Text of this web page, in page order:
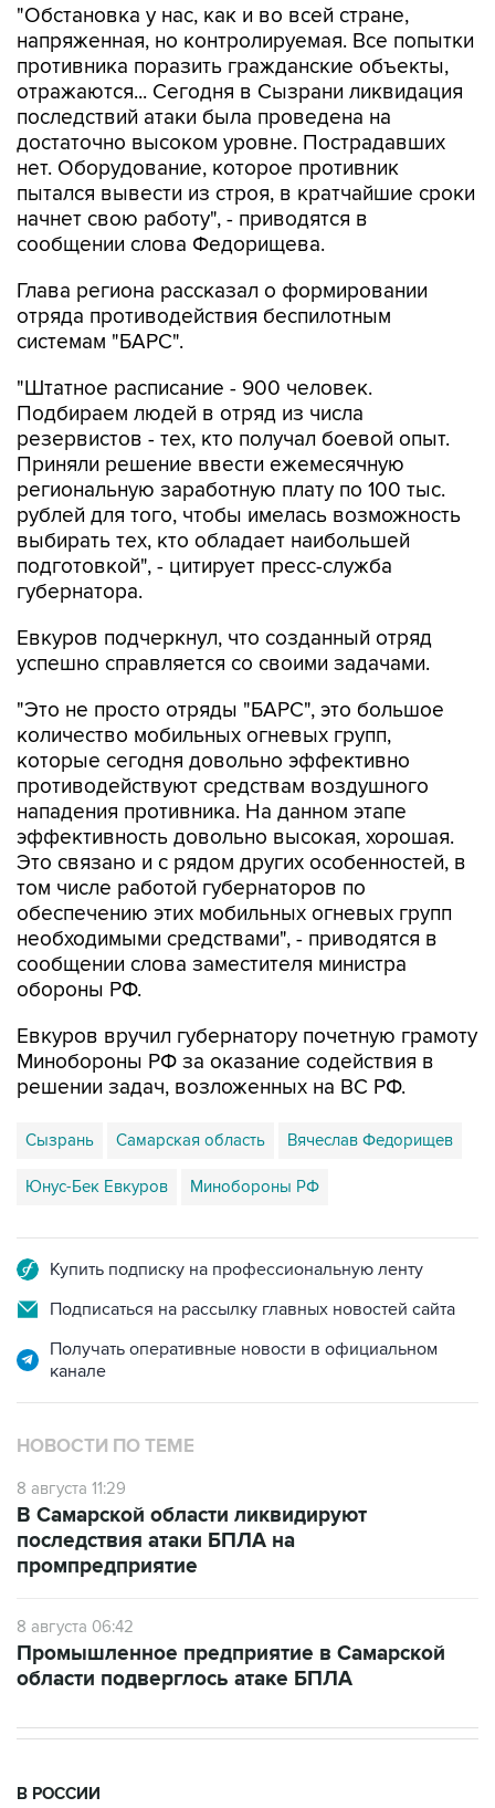
"Обстановка у нас, как и во всей стране,
напряженная, но контролируемая. Все попытки
противника поразить гражданские объекты,
отражаются... Сегодня в Сызрани ликвидация
последствий атаки была проведена на
достаточно высоком уровне. Пострадавших
нет. Оборудование, которое противник
пытался вывести из строя, в кратчайшие сроки
начнет свою работу", - приводятся в
сообщении слова Федорищева.
Глава региона рассказал о формировании
отряда противодействия беспилотным
системам "БАРС".
"Штатное расписание - 900 человек.
Подбираем людей в отряд из числа
резервистов - тех, кто получал боевой опыт.
Приняли решение ввести ежемесячную
региональную заработную плату по 100 тыс.
рублей для того, чтобы имелась возможность
выбирать тех, кто обладает наибольшей
подготовкой", - цитирует пресс-служба
губернатора.
Евкуров подчеркнул, что созданный отряд
успешно справляется со своими задачами.
"Это не просто отряды "БАРС", это большое
количество мобильных огневых групп,
которые сегодня довольно эффективно
противодействуют средствам воздушного
нападения противника. На данном этапе
эффективность довольно высокая, хорошая.
Это связано и с рядом других особенностей, в
том числе работой губернаторов по
обеспечению этих мобильных огневых групп
необходимыми средствами", - приводятся в
сообщении слова заместителя министра
обороны РФ.
Евкуров вручил губернатору почетную грамоту
Минобороны РФ за оказание содействия в
решении задач, возложенных на ВС РФ.
Сызрань Самарская область Вячеслав Федорищев
Юнус-Бек Евкуров Минобороны РФ
Купить подписку на профессиональную ленту
Подписаться на рассылку главных новостей сайта
Получать оперативные новости в официальном
канале
НОВОСТИ ПО ТЕМЕ
8 августа 11:29
В Самарской области ликвидируют
последствия атаки БПЛА на
промпредприятие
8 августа 06:42
Промышленное предприятие в Самарской
области подверглось атаке БПЛА
В РОССИИ